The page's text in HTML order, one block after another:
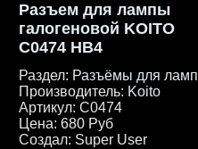
Разъем для лампы
галогеновой KOITO
C0474 HB4
Раздел: Разъёмы для ламп
Производитель: Koito
Артикул:C0474
Цена:680 Руб
Создал: Super User